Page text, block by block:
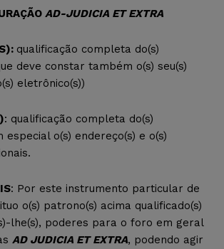
AD-JUDICIA ET EXTRA
qualificação completa do(s)
deve constar também o(s) seu(s)
eletrônico(s))
: qualificação completa do(s)
especial o(s) endereço(s) e o(s)
: Por este instrumento particular de
o(s) patrono(s) acima qualificado(s)
lhe(s), poderes para o foro em geral
AD JUDICIA ET EXTRA, podendo agir